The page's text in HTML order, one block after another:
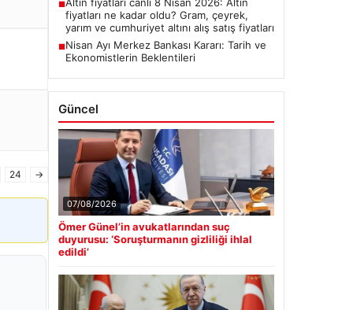
24 →
■Altın fiyatları canlı 8 Nisan 2026: Altın
fiyatları ne kadar oldu? Gram, çeyrek,
yarım ve cumhuriyet altını alış satış fiyatları
■Nisan Ayı Merkez Bankası Kararı: Tarih ve
Ekonomistlerin Beklentileri
Güncel
07/08/2026
Ömer Günel’in avukatlarından suç
duyurusu: ‘Soruşturmanın gizliliği ihlal
edildi’